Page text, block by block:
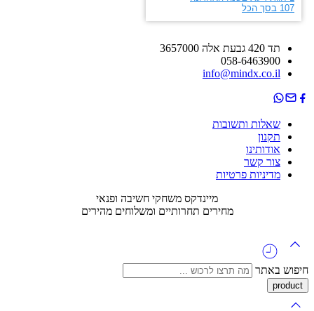
תד 420 גבעת אלה 3657000
058-6463900
info@mindx.co.il
שאלות ותשובות
תקנון
אודותינו
צור קשר
מדיניות פרטיות
מיינדקס משחקי חשיבה ופנאי
מחירים תחרותיים ומשלוחים מהירים
חיפוש באתר